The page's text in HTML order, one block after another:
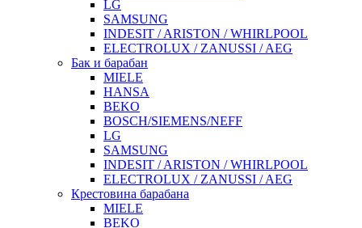
LG
SAMSUNG
INDESIT / ARISTON / WHIRLPOOL
ELECTROLUX / ZANUSSI / AEG
Бак и барабан
MIELE
HANSA
BEKO
BOSCH/SIEMENS/NEFF
LG
SAMSUNG
INDESIT / ARISTON / WHIRLPOOL
ELECTROLUX / ZANUSSI / AEG
Крестовина барабана
MIELE
BEKO